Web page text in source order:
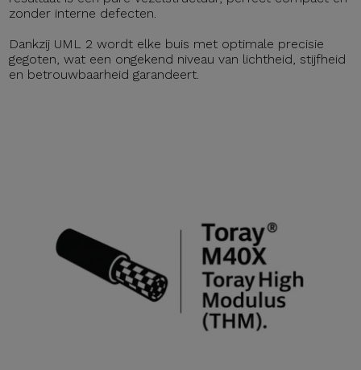
zonder interne defecten.
Dankzij UML 2 wordt elke buis met optimale precisie
gegoten, wat een ongekend niveau van lichtheid, stijfheid
en betrouwbaarheid garandeert.